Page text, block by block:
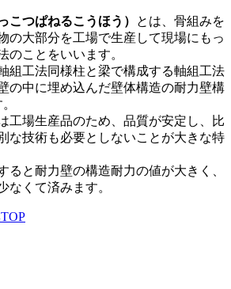
こつぱねるこうほう）
とは、骨組みを
の大部分を工場で生産して現場にもっ
のことをいいます。
組工法同様柱と梁で構成する軸組工法
の中に埋め込んだ壁体構造の耐力壁構
工場生産品のため、品質が安定し、比
な技術も必要としないことが大きな特
ると耐力壁の構造耐力の値が大きく、
なくて済みます。